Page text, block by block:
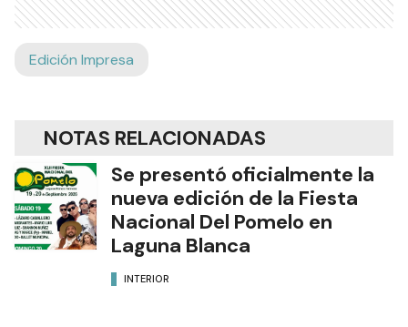
Edición Impresa
NOTAS RELACIONADAS
Se presentó oficialmente la
nueva edición de la Fiesta
Nacional Del Pomelo en
Laguna Blanca
INTERIOR